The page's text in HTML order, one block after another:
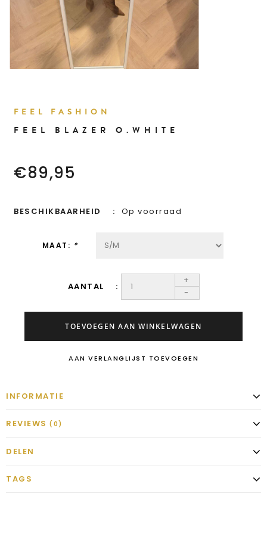
FEEL FASHION
FEEL BLAZER O.WHITE
€89,95
BESCHIKBAARHEID Op voorraad
MAAT: *
AANTAL
+
-
TOEVOEGEN AAN WINKELWAGEN
AAN VERLANGLIJST TOEVOEGEN
INFORMATIE
REVIEWS (0)
DELEN
TAGS